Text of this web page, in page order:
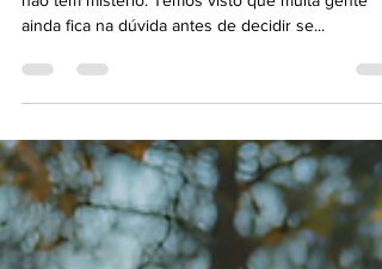
Queremos, com este texto, demonstrar que e-
não tem mistério. Temos visto que muita gente
ainda fica na dúvida antes de decidir se...